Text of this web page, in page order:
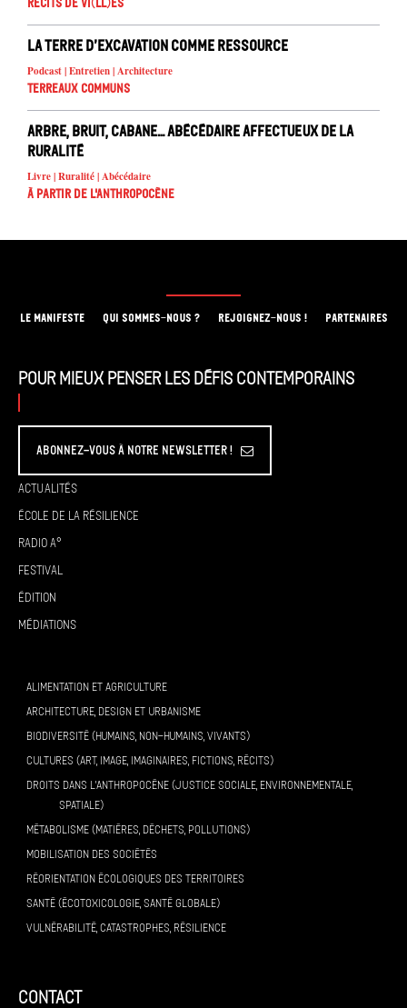
Récits de Vi(ll)es
La terre d’excavation comme ressource
Podcast | Entretien | Architecture
Terreaux Communs
Arbre, Bruit, Cabane… Abécédaire affectueux de la
ruralité
Livre | Ruralité | Abécédaire
À partir de l'anthropocène
LE MANIFESTE QUI SOMMES-NOUS ? REJOIGNEZ-NOUS ! PARTENAIRES
Pour mieux penser les défis contemporains
Abonnez-vous à Notre Newsletter !
Actualités
École de la résilience
Radio A°
Festival
Édition
Médiations
ALIMENTATION ET AGRICULTURE
ARCHITECTURE, DESIGN ET URBANISME
BIODIVERSITÉ (HUMAINS, NON-HUMAINS, VIVANTS)
CULTURES (ART, IMAGE, IMAGINAIRES, FICTIONS, RÉCITS)
DROITS DANS L’ANTHROPOCÈNE (JUSTICE SOCIALE, ENVIRONNEMENTALE,
SPATIALE)
MÉTABOLISME (MATIÈRES, DÉCHETS, POLLUTIONS)
MOBILISATION DES SOCIÉTÉS
RÉORIENTATION ÉCOLOGIQUES DES TERRITOIRES
SANTÉ (ÉCOTOXICOLOGIE, SANTÉ GLOBALE)
VULNÉRABILITÉ, CATASTROPHES, RÉSILIENCE
contact